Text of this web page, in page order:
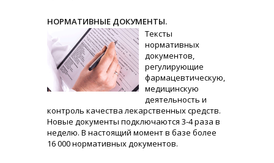
НОРМАТИВНЫЕ ДОКУМЕНТЫ.
Тексты
нормативных
документов,
регулирующие
фармацевтическую,
медицинскую
деятельность и
контроль качества лекарственных средств.
Новые документы подключаются 3-4 раза в
неделю. В настоящий момент в базе более
16 000 нормативных документов.